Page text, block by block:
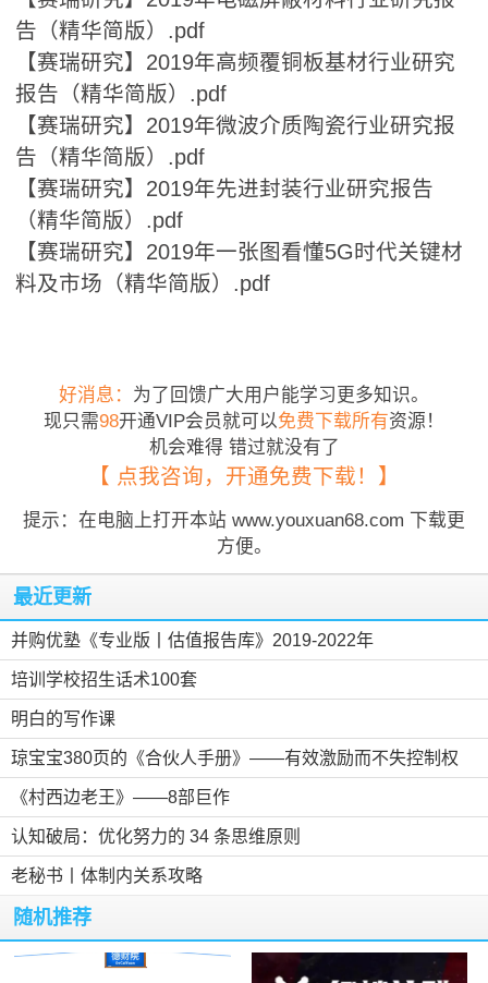
告（精华简版）.pdf
【赛瑞研究】2019年高频覆铜板基材行业研究
报告（精华简版）.pdf
【赛瑞研究】2019年微波介质陶瓷行业研究报
告（精华简版）.pdf
【赛瑞研究】2019年先进封装行业研究报告
（精华简版）.pdf
【赛瑞研究】2019年一张图看懂5G时代关键材
料及市场（精华简版）.pdf
好消息： 为了回馈广大用户能学习更多知识。
现只需98开通VIP会员就可以免费下载所有资源！
机会难得 错过就没有了
【 点我咨询，开通免费下载！】
提示：在电脑上打开本站 www.youxuan68.com 下载更
方便。
最近更新
并购优塾《专业版丨估值报告库》2019-2022年
培训学校招生话术100套
明白的写作课
琼宝宝380页的《合伙人手册》——有效激励而不失控制权
《村西边老王》——8部巨作
认知破局：优化努力的 34 条思维原则
老秘书丨体制内关系攻略
随机推荐